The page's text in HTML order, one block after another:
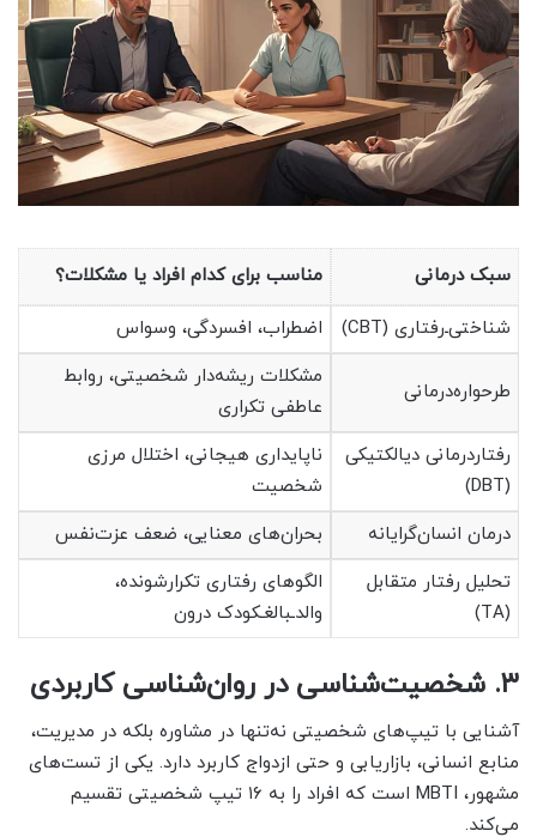
سبک درمانی مناسب برای کدام افراد یا مشکلات؟
شناختی‌ـ‌رفتاری (CBT) اضطراب، افسردگی، وسواس
طرحواره‌درمانی
مشکلات ریشه‌دار شخصیتی، روابط
عاطفی تکراری
رفتاردرمانی دیالکتیکی
(DBT)
ناپایداری هیجانی، اختلال مرزی
شخصیت
درمان انسان‌گرایانه
بحران‌های معنایی، ضعف عزت‌نفس
تحلیل رفتار متقابل
(TA)
الگوهای رفتاری تکرارشونده،
والدـبالغـکودک درون
۳. شخصیت‌شناسی در روان‌شناسی کاربردی
آشنایی با تیپ‌های شخصیتی نه‌تنها در مشاوره بلکه در مدیریت،
منابع انسانی، بازاریابی و حتی ازدواج کاربرد دارد. یکی از تست‌های
مشهور، MBTI است که افراد را به ۱۶ تیپ شخصیتی تقسیم
می‌کند.